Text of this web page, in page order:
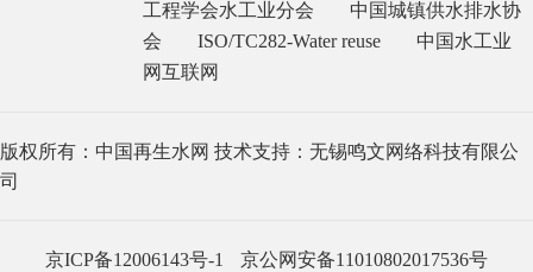
工程学会水工业分会
中国城镇供水排水协
会
ISO/TC282-Water reuse
中国水工业
网互联网
版权所有：中国再生水网 技术支持：无锡鸣文网络科技有限公
司
京ICP备12006143号-1 京公网安备11010802017536号